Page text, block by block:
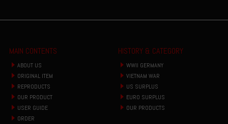
MAIN CONTENTS
ABOUT US
ORIGINAL ITEM
REPRODUCTS
OUR PRODUCT
USER GUIDE
ORDER
HISTORY & CATEGORY
WWII GERMANY
VIETNAM WAR
US SURPLUS
EURO SURPLUS
OUR PRODUCTS